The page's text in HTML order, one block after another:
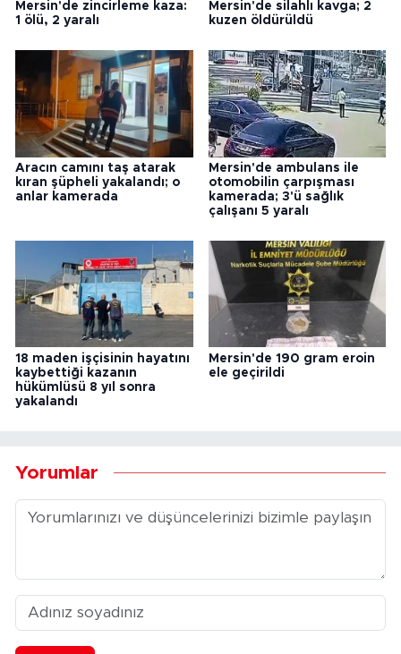
Mersin'de zincirleme kaza:
1 ölü, 2 yaralı
Mersin'de silahlı kavga; 2
kuzen öldürüldü
Aracın camını taş atarak
kıran şüpheli yakalandı; o
anlar kamerada
Mersin'de ambulans ile
otomobilin çarpışması
kamerada; 3'ü sağlık
çalışanı 5 yaralı
18 maden işçisinin hayatını
kaybettiği kazanın
hükümlüsü 8 yıl sonra
yakalandı
Mersin'de 190 gram eroin
ele geçirildi
Yorumlar